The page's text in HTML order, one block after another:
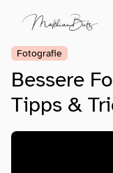
Fotografie
Bessere
Tipps &